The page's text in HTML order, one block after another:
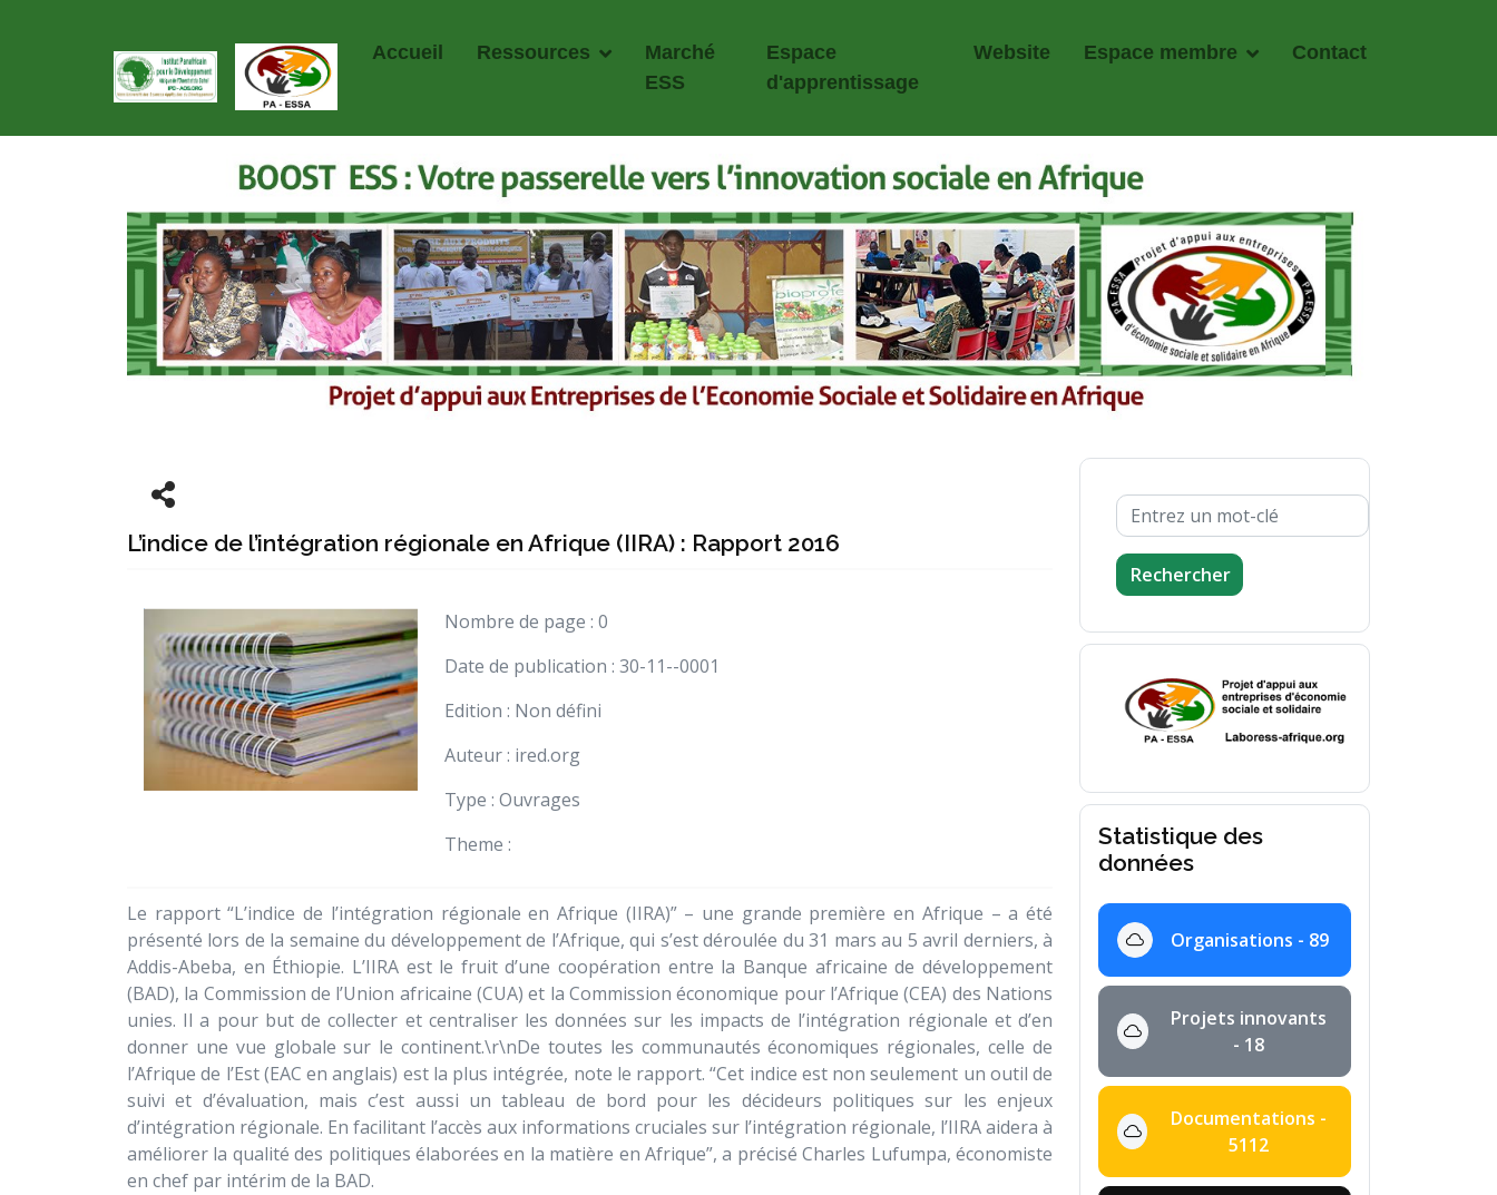
Accueil Ressources
Marché
ESS
Espace
d'apprentissage
Website Espace membre Contact
L’indice de l’intégration régionale en Afrique (IIRA) : Rapport 2016
Nombre de page : 0
Date de publication : 30-11--0001
Edition : Non défini
Auteur : ired.org
Type : Ouvrages
Theme :
Le rapport “L’indice de l’intégration régionale en Afrique (IIRA)” – une grande première en Afrique – a été
présenté lors de la semaine du développement de l’Afrique, qui s’est déroulée du 31 mars au 5 avril derniers, à
Addis-Abeba, en Éthiopie. L’IIRA est le fruit d’une coopération entre la Banque africaine de développement
(BAD), la Commission de l’Union africaine (CUA) et la Commission économique pour l’Afrique (CEA) des Nations
unies. Il a pour but de collecter et centraliser les données sur les impacts de l’intégration régionale et d’en
donner une vue globale sur le continent.\r\nDe toutes les communautés économiques régionales, celle de
l’Afrique de l’Est (EAC en anglais) est la plus intégrée, note le rapport. “Cet indice est non seulement un outil de
suivi et d’évaluation, mais c’est aussi un tableau de bord pour les décideurs politiques sur les enjeux
d’intégration régionale. En facilitant l’accès aux informations cruciales sur l’intégration régionale, l’IIRA aidera à
améliorer la qualité des politiques élaborées en la matière en Afrique”, a précisé Charles Lufumpa, économiste
en chef par intérim de la BAD.
Rechercher
Statistique des
données
Organisations - 89
Projets innovants
- 18
Documentations -
5112